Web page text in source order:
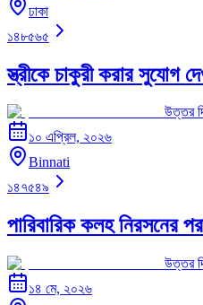
ঢাকা
১৪৮৫৬৫
স্ত্রীকে চাকুরী করার সুযোগ
উত্তর
১০ এপ্রিল, ২০২৬
Binnati
১৪৭৫৪৯
পারিবারিক কলহ নিরসনের
উত্তর
১৪ মে, ২০২৬